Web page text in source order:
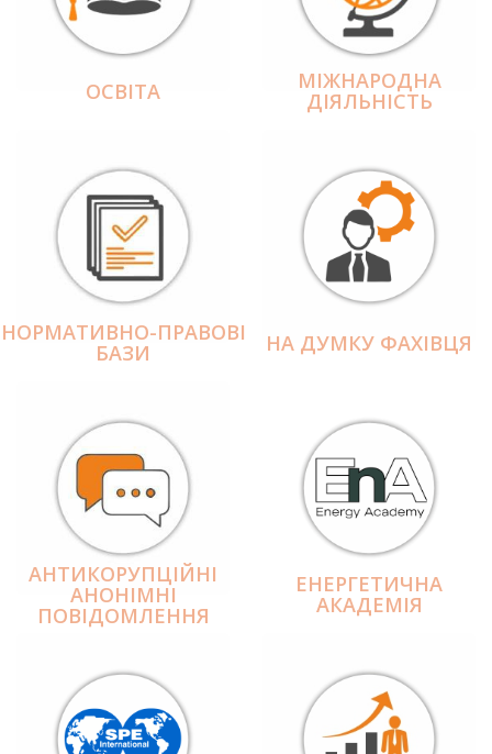
ОСВІТА МІЖНАРОДНА
ДІЯЛЬНІCТЬ
НОРМАТИВНО-ПРАВОВІ
БАЗИ НА ДУМКУ ФАХІВЦЯ
АНТИКОРУПЦІЙНІ
АНОНІМНІ
ПОВІДОМЛЕННЯ
ЕНЕРГЕТИЧНА
АКАДЕМІЯ